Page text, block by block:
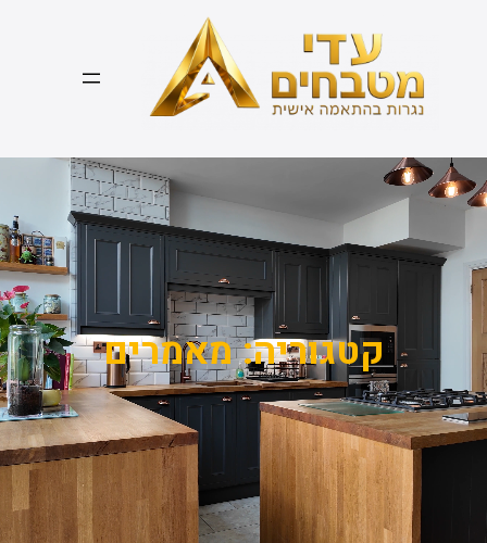
קטגוריה:מאמרים